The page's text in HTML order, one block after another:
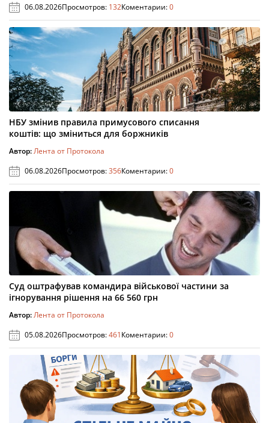
06.08.2026Просмотров: 132Коментарии:0
НБУ змінив правила примусового списання
коштів: що зміниться для боржників
Автор:Лента от Протокола
06.08.2026Просмотров:356Коментарии:0
Суд оштрафував командира військової частини за
ігнорування рішення на 66 560 грн
Автор:Лента от Протокола
05.08.2026Просмотров:461Коментарии:0